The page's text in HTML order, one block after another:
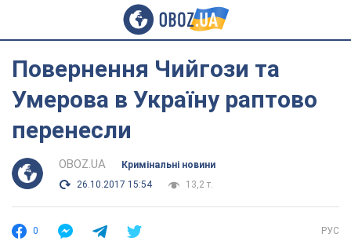
Повернення Чийгози та
Умерова в Україну раптово
перенесли
OBOZ.UA
Кримінальні новини
26.10.2017 15:54
13,2 т.
0 РУС